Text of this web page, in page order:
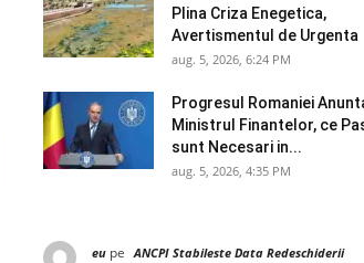
Plina Criza Enegetica,
Avertismentul de Urgenta
aug. 5, 2026, 6:24 PM
Progresul Romaniei
Ministrul Finantelor, ce
sunt Necesari in...
aug. 5, 2026, 4:35 PM
eu pe ANCPI Stabileste Data Redeschiderii